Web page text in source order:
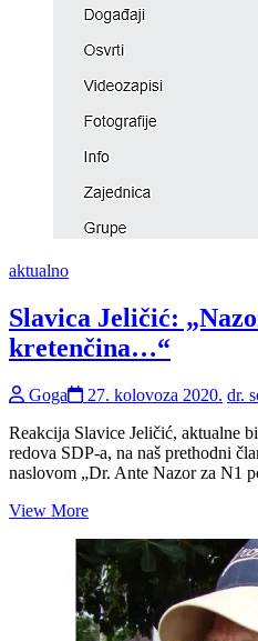
aktualno
Slavica Jeličić:
kretenčina…“
Goga 27. kolovoza 2020. dr.
Reakcija Slavice Jeličić, aktualne
redova SDP-a, na naš prethodni
naslovom „Dr. Ante Nazor za N1
View MoreSlavica
„Nazor
je
ludi
bolesni
kretenčina…“